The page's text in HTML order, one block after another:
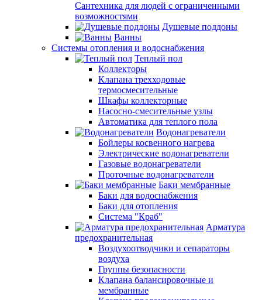
Сантехника для людей с ограниченными
возможностями
Душевые поддоны
Ванны
Системы отопления и водоснабжения
Теплый пол
Коллекторы
Клапана трехходовые
термосмесительные
Шкафы коллекторные
Насосно-смесительные узлы
Автоматика для теплого пола
Водонагреватели
Бойлеры косвенного нагрева
Электрические водонагреватели
Газовые водонагреватели
Проточные водонагреватели
Баки мембранные
Баки для водоснабжения
Баки для отопления
Система "Краб"
Арматура
предохранительная
Воздухоотводчики и сепараторы
воздуха
Группы безопасности
Клапана балансировочные и
мембранные